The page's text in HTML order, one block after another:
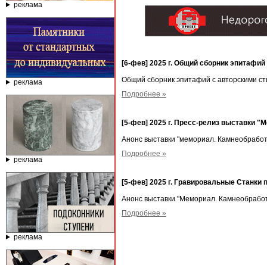
реклама
реклама
реклама
реклама
[6-фев] 2025 г. Общий сборник
Общий сборник эпитафий с авторскими
Подробнее »
[5-фев] 2025 г. Пресс-релиз выставки
Анонс выставки "мемориал.
Подробнее »
[5-фев] 2025 г. Гравировальные
Анонс выставки "Мемориал.
Подробнее »